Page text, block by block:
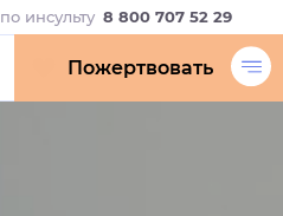
по инсульту 8 800 707 52 29
Пожертвовать